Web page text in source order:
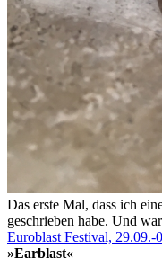
Das erste Mal, dass ich
geschrieben habe. Und
Euroblast Festival,
»Earblast«